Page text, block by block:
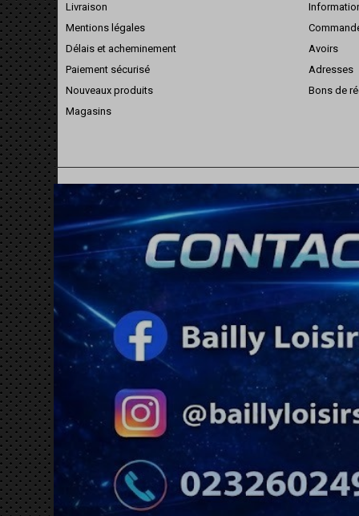
Livraison
Mentions légales
Délais et acheminement
Paiement sécurisé
Nouveaux produits
Magasins
Avoirs
Adresses
Bons de